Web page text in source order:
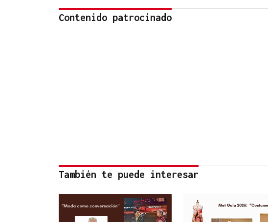
Contenido patrocinado
También te puede interesar